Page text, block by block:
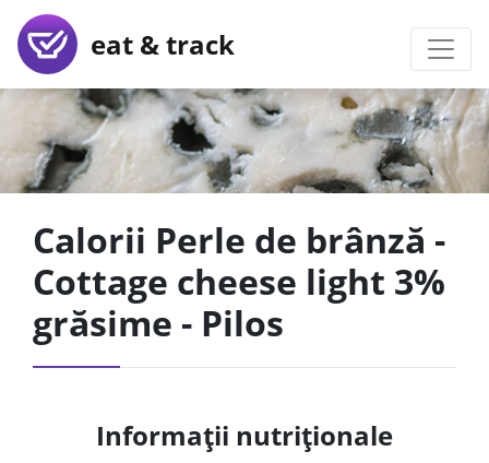
eat & track
Calorii Perle de brânză -
Cottage cheese light 3%
grăsime - Pilos
Informații nutriționale